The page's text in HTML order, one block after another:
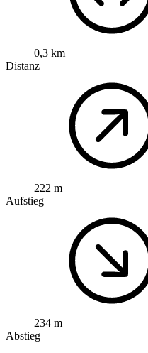
0,3 km
Distanz
222 m
Aufstieg
234 m
Abstieg